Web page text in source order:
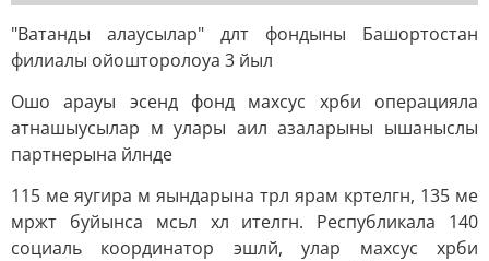
"Ватанды алаусылар" длт фондыны Башортостан
филиалы ойошторолоуа 3 йыл
Ошо арауы эсенд фонд махсус хрби операцияла
атнашыусылар м улары аил азаларыны ышаныслы
партнерына йлнде
115 ме яугира м яындарына трл ярам кртелгн, 135 ме
мржт буйынса мсьл хл ителгн. Республикала 140
социаль координатор эшлй, улар махсус хрби